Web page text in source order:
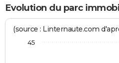
Evolution du parc
(source : Linternaute.com
45